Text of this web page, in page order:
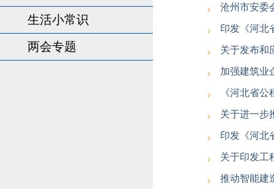
生活小常识
两会专题
沧州市安委
印发《河北
关于发布和
加强建筑业
《河北省
关于进一步
印发《河北
关于印发工
推动智能建